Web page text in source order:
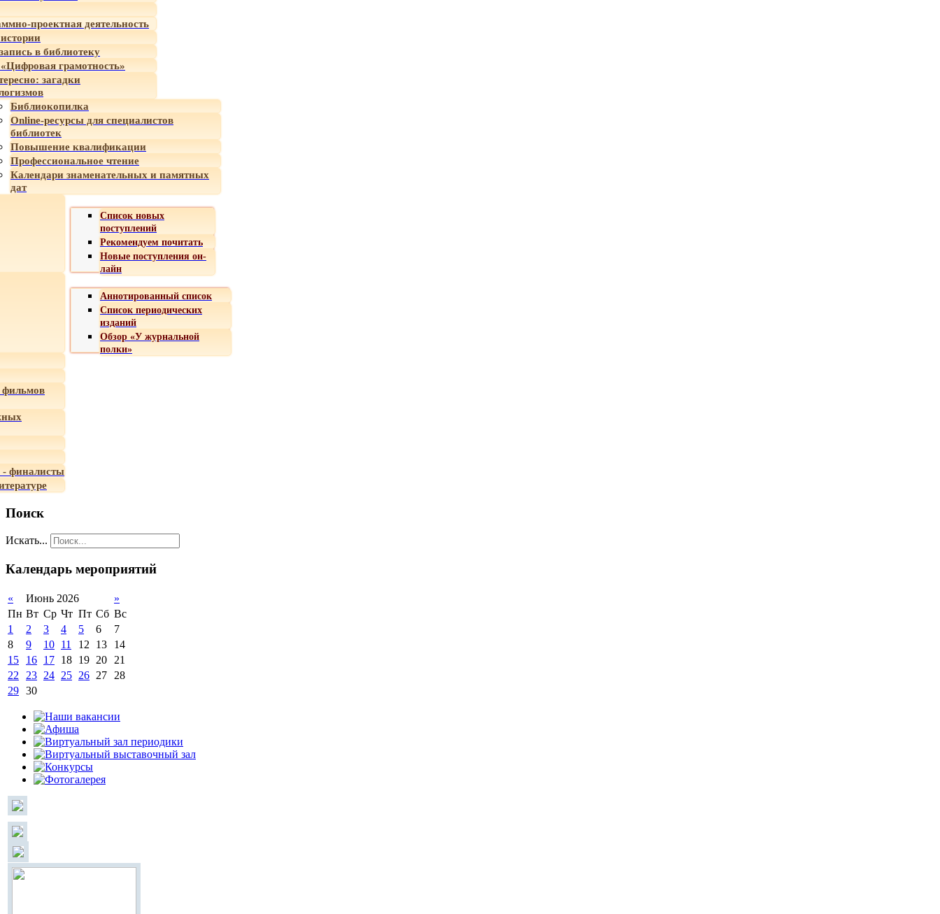
проектная деятельность
в библиотеку
грамотность»
загадки
Библиокопилка
Online-ресурсы для специалистов
библиотек
Повышение квалификации
Профессиональное чтение
Календари знаменательных и памятных
дат
Список новых
поступлений
Рекомендуем почитать
Новые поступления он-
лайн
Аннотированный список
Список периодических
изданий
Обзор «У журнальной
полки»
- финалисты
Поиск
Искать...
Календарь мероприятий
« Июнь 2026
»
Пн Вт Ср Чт Пт Сб Вс
1
2 3 4 5 6
7
8
9 10 11 12 13
14
15
16 17 18 19 20
21
22
23 24 25 26 27
28
29 30